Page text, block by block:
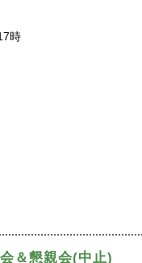
時
＆懇親会(中止)